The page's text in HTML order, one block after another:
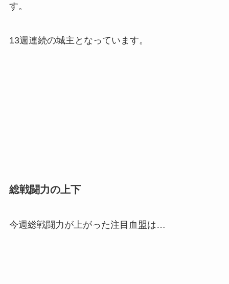
す。
13週連続の城主となっています。
総戦闘力の上下
今週総戦闘力が上がった注目血盟は…